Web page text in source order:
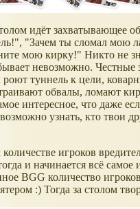
идёт захватывающее
"Зачем ты сломал мою
мою кирку!" Никто не
невозможно. Честные
роют туннель к цели,
обвалы, ломают
интересное, что даже
узнать, кто твои
игроков
и начинается всё самое
BGG количество
:) Тогда за столом